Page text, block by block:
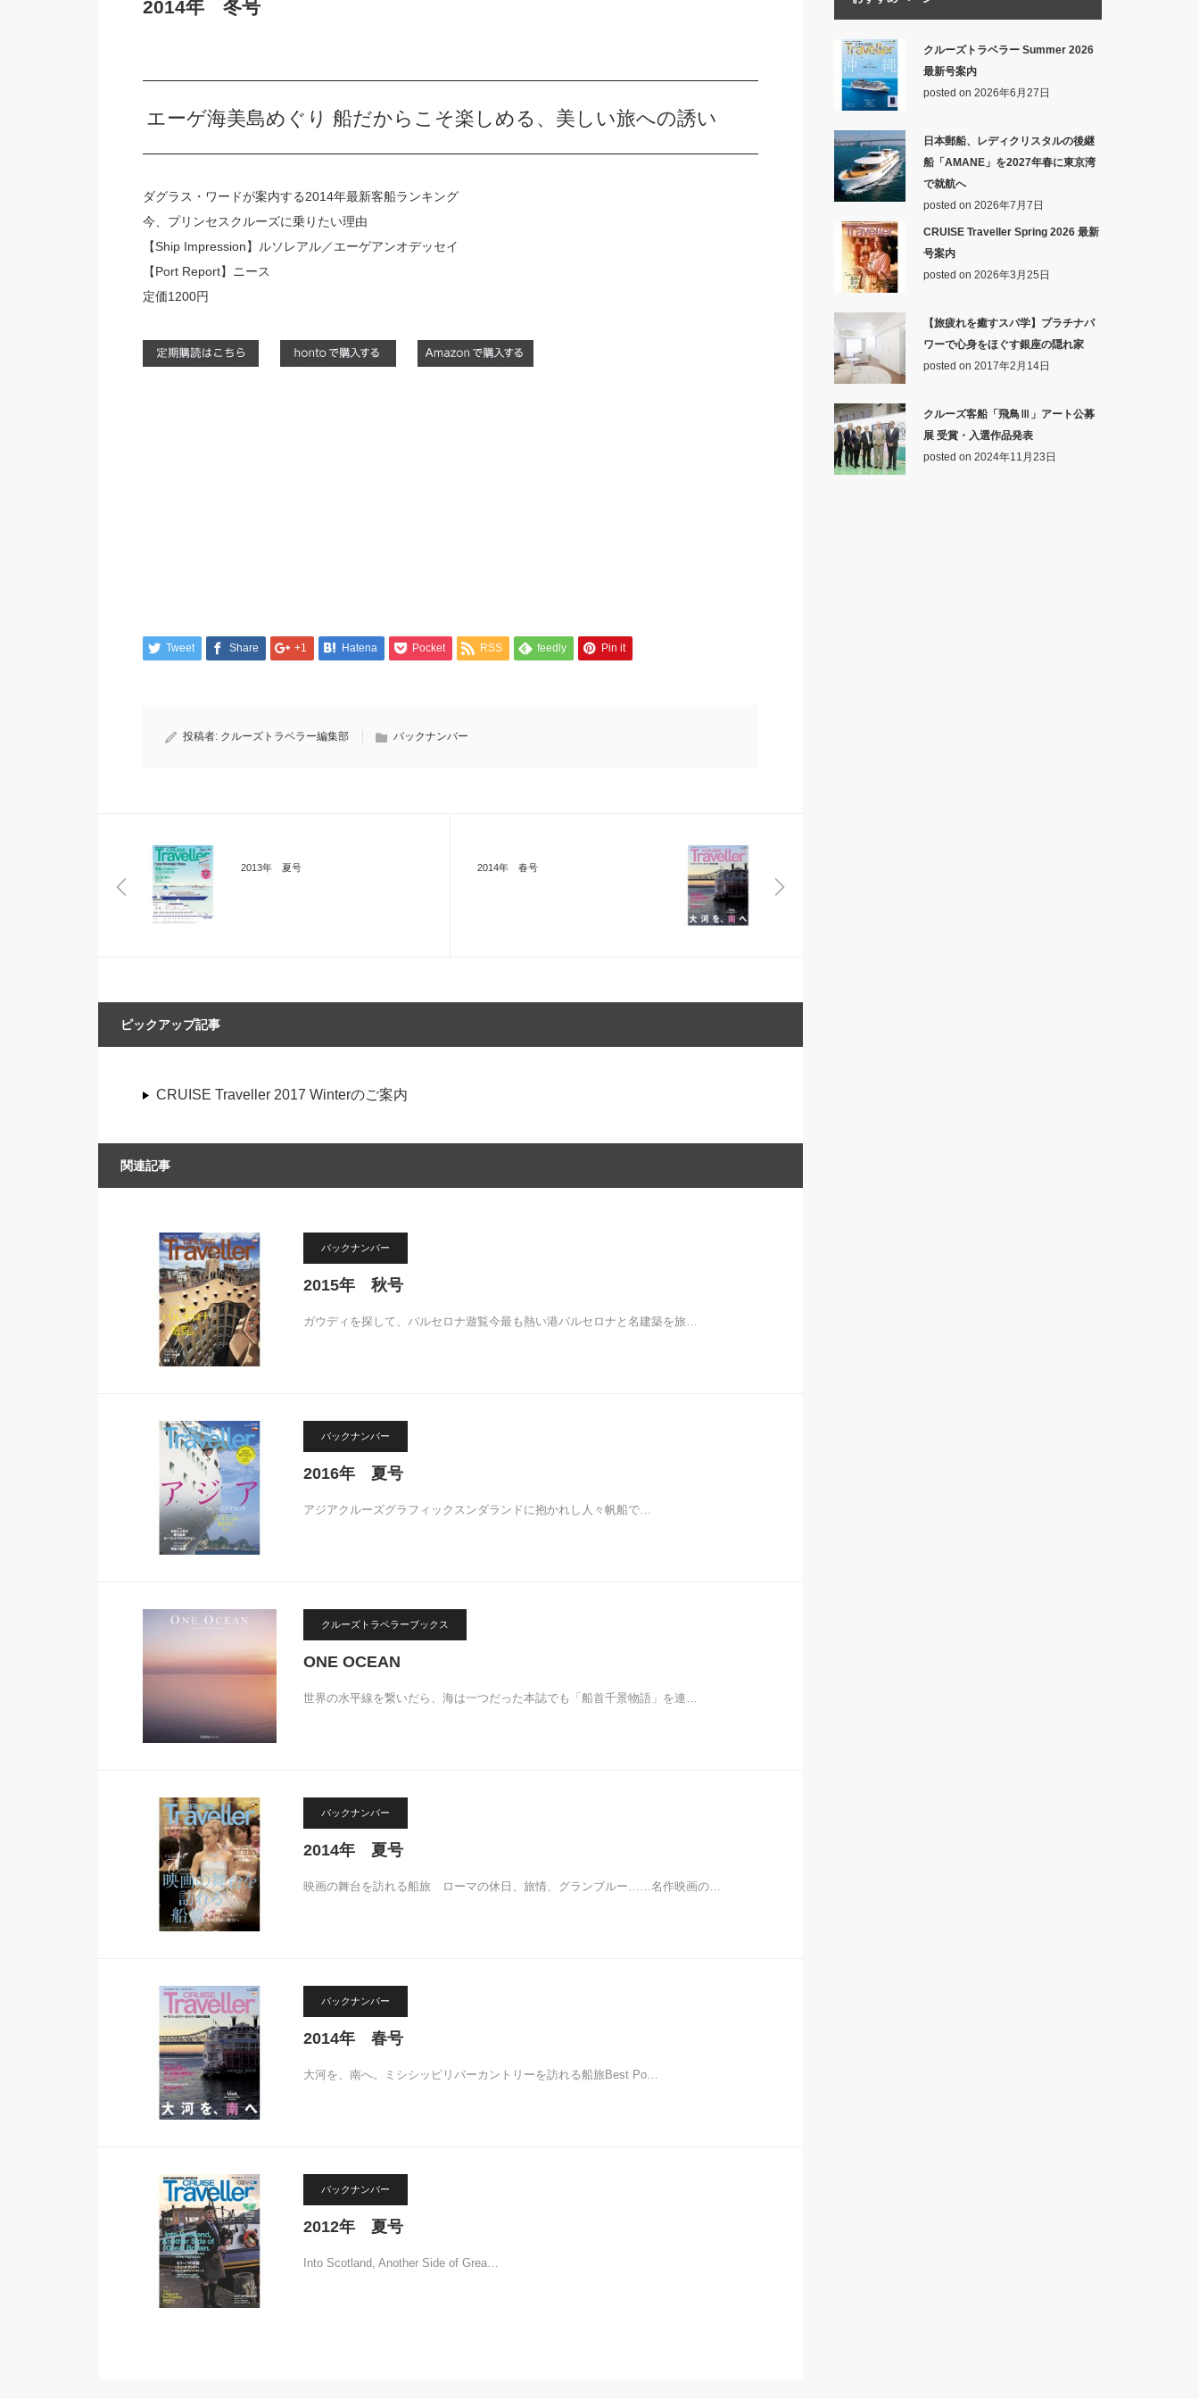
2014年 冬号
エーゲ海美島めぐり 船だからこそ楽しめる、美しい旅への誘い
ダグラス・ワードが案内する2014年最新客船ランキング
今、プリンセスクルーズに乗りたい理由
【Ship Impression】ルソレアル／エーゲアンオデッセイ
【Port Report】ニース
定価1200円
Tweet Share +1 Hatena Pocket RSS feedly Pin it
投稿者: クルーズトラベラー編集部 バックナンバー
2013年 夏号 2014年 春号
ピックアップ記事
CRUISE Traveller 2017 Winterのご案内
関連記事
バックナンバー
2015年 秋号
ガウディを探して、バルセロナ遊覧今最も熱い港バルセロナと名建築を旅…
バックナンバー
2016年 夏号
アジアクルーズグラフィックスンダランドに抱かれし人々帆船で…
クルーズトラベラーブックス
ONE OCEAN
世界の水平線を繋いだら、海は一つだった本誌でも「船首千景物語」を連…
バックナンバー
2014年 夏号
映画の舞台を訪れる船旅 ローマの休日、旅情、グランブルー……名作映画の…
バックナンバー
2014年 春号
大河を、南へ。ミシシッピリバーカントリーを訪れる船旅Best Po…
バックナンバー
2012年 夏号
Into Scotland, Another Side of Grea…
クルーズトラベラー Summer 2026
最新号案内
posted on 2026年6月27日
日本郵船、レディクリスタルの後継
船「AMANE」を2027年春に東京湾
で就航へ
posted on 2026年7月7日
CRUISE Traveller Spring 2026 最新
号案内
posted on 2026年3月25日
【旅疲れを癒すスパ学】プラチナパ
ワーで心身をほぐす銀座の隠れ家
posted on 2017年2月14日
クルーズ客船「飛鳥Ⅲ」アート公募
展 受賞・入選作品発表
posted on 2024年11月23日